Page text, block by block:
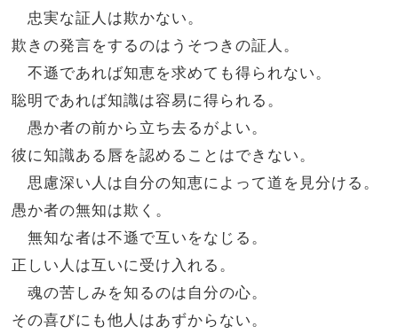
忠実な証人は欺かない。
欺きの発言をするのはうそつきの証人。
不遜であれば知恵を求めても得られない。
聡明であれば知識は容易に得られる。
愚か者の前から立ち去るがよい。
彼に知識ある唇を認めることはできない。
思慮深い人は自分の知恵によって道を見分ける。
愚か者の無知は欺く。
無知な者は不遜で互いをなじる。
正しい人は互いに受け入れる。
魂の苦しみを知るのは自分の心。
その喜びにも他人はあずからない。